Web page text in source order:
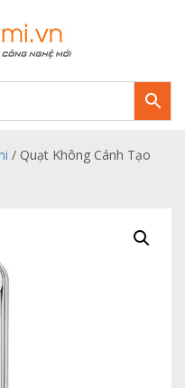
/ Quạt Không Cánh Tạo